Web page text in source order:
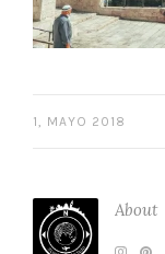
1, MAYO 2018
About